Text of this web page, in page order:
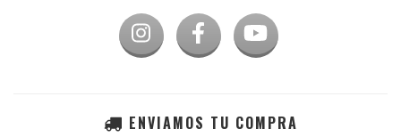
ENVIAMOS TU COMPRA